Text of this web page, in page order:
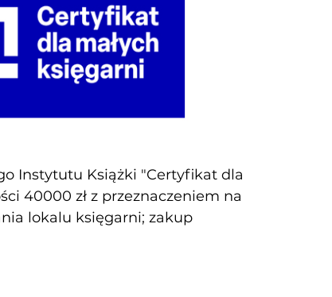
Instytutu Książki "Certyfikat dla
40000 zł z przeznaczeniem na
lokalu księgarni; zakup